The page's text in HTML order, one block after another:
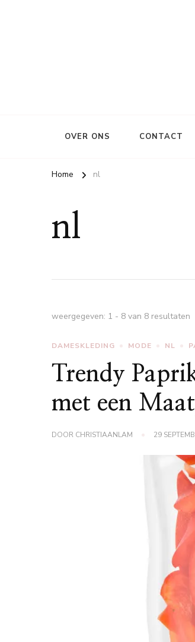
OVER ONS CONTACT
Home nl
nl
weergegeven: 1 - 8 van 8 resultaten
DAMESKLEDING MODE NL
Trendy
met een
DOOR CHRISTIAANLAM 29